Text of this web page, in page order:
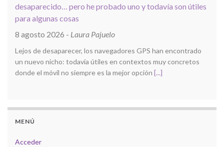
desaparecido… pero he probado uno y todavía son útiles
para algunas cosas
8 agosto 2026 - Laura Pajuelo
Lejos de desaparecer, los navegadores GPS han encontrado
un nuevo nicho: todavía útiles en contextos muy concretos
donde el móvil no siempre es la mejor opción [...]
MENÚ
Acceder